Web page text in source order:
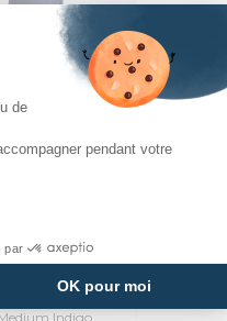
Indigo